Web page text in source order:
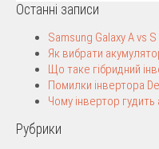
Останні записи
Samsung Galaxy A vs
Як вибрати
Що таке гібридний
Помилки інвертора
Чому інвертор
Рубрики